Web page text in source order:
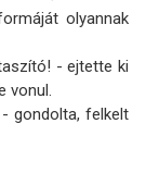
olyannak
- ejtette ki
vonul.
gondolta, felkelt